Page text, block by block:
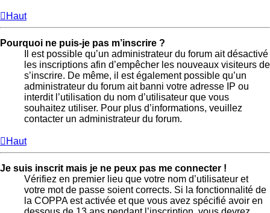
Haut
Pourquoi ne puis-je pas m’inscrire ?
Il est possible qu’un administrateur du forum ait désactivé
les inscriptions afin d’empêcher les nouveaux visiteurs de
s’inscrire. De même, il est également possible qu’un
administrateur du forum ait banni votre adresse IP ou
interdit l’utilisation du nom d’utilisateur que vous
souhaitez utiliser. Pour plus d’informations, veuillez
contacter un administrateur du forum.
Haut
Je suis inscrit mais je ne peux pas me connecter !
Vérifiez en premier lieu que votre nom d’utilisateur et
votre mot de passe soient corrects. Si la fonctionnalité de
la COPPA est activée et que vous avez spécifié avoir en